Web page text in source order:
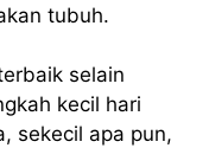
tubuh.
selain
kecil hari
sekecil apa pun,